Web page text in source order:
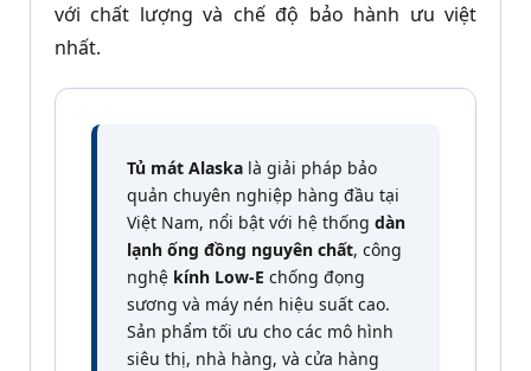
với chất lượng và chế độ bảo hành ưu việt
nhất.
Tủ mát Alaska là giải pháp bảo
quản chuyên nghiệp hàng đầu tại
Việt Nam, nổi bật với hệ thống dàn
lạnh ống đồng nguyên chất, công
nghệ kính Low-E chống đọng
sương và máy nén hiệu suất cao.
Sản phẩm tối ưu cho các mô hình
siêu thị, nhà hàng, và cửa hàng